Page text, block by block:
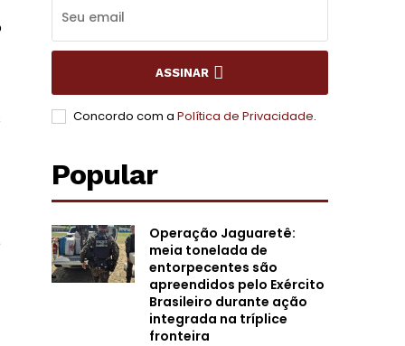
ASSINAR
Concordo com a Política de Privacidade.
Popular
Operação Jaguaretê:
meia tonelada de
entorpecentes são
apreendidos pelo Exército
Brasileiro durante ação
integrada na tríplice
fronteira